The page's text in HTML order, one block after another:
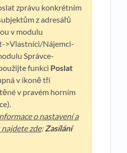
zprávu konkrétním
z adresářů
v modulu
>Vlastníci/Nájemci-
Správce-
funkci Poslat
v ikoně tří
v pravém horním
o nastavení a
zde: Zasílání